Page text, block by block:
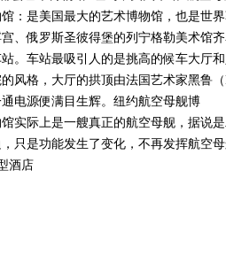
：是美国最大的艺术博物馆，也是世
、俄罗斯圣彼得堡的列宁格勒美术馆
。车站最吸引人的是挑高的候车大厅
风格，大厅的拱顶由法国艺术家黑鲁
电源便满目生辉。纽约航空母舰博
实际上是一艘真正的航空母舰，据说
只是功能发生了变化，不再发挥航空
酒店